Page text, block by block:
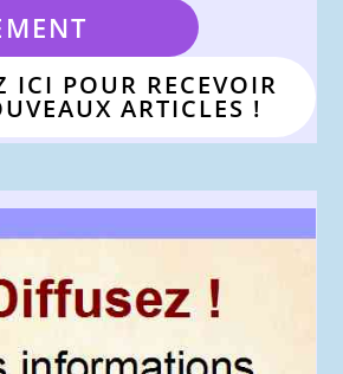
ICI POUR RECEVOIR
ARTICLES !